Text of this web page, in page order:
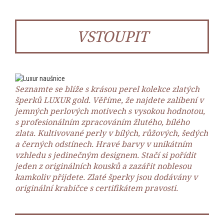
VSTOUPIT
Seznamte se blíže s krásou perel kolekce zlatých
šperků LUXUR gold. Věříme, že najdete zalíbení v
jemných perlových motivech s vysokou hodnotou,
s profesionálním zpracováním žlutého, bílého
zlata. Kultivované perly v bílých, růžových, šedých
a černých odstínech. Hravé barvy v unikátním
vzhledu s jedinečným designem. Stačí si pořídit
jeden z originálních kousků a zazářit noblesou
kamkoliv přijdete. Zlaté šperky jsou dodávány v
originální krabičce s certifikátem pravosti.